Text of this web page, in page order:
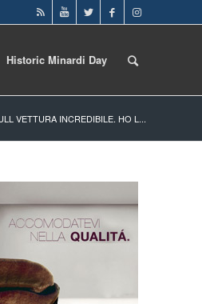
Historic Minardi Day
VETTURA INCREDIBILE. HO L...